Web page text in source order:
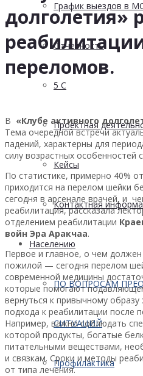
График выездов в
Отчетность
5 С
Проектная
Кейсы
Контактная
Населению
ПО ВОПРОСАМ
СИТУАЦИЙ
Профилактика
долголетия»
переломов.
В «Клубе активного
Тема очередной встречи
падений, характерны для
силу возрастных особенностей
По статистике, примерно 40%
приходится на перелом шейки
сегодня в арсенале врачей, и
реабилитация, рассказала
отделением реабилитации
войн Эра Аракчаа.
Первое и главное, о чем
пожилой — сегодня перелом
современной медицины
которые помогают
вернуться к привычному
подхода к реабилитации после
Например, важно соблюдать
которой продукты, богатые
питательными веществами,
и связкам. Сроки и методы
от типа лечения.